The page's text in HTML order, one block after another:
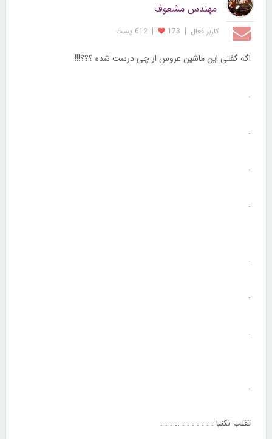
مهندس مشعوف
کاربر فعال |
173
| 612 پست
اگه گفتی این ماشین عروس از چی درست شده ؟؟؟!!!
.
.
.
.
.
.
.
.
تقلب نکنیا . . . . . . . .. . . .